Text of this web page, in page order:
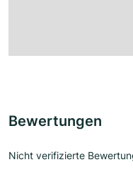
Bewertungen
Nicht verifizierte